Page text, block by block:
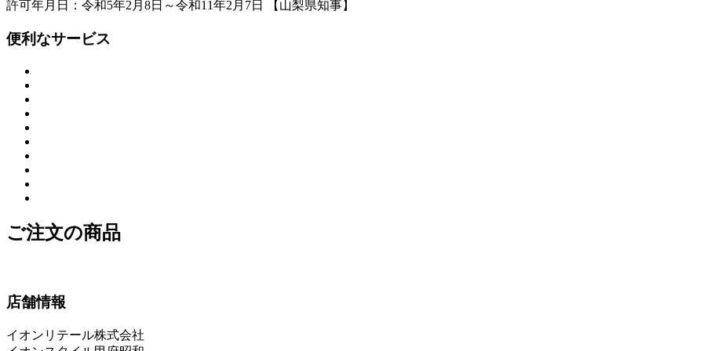
許可年月日：令和5年2月8日～令和11年2月7日 【山梨県知事】
便利なサービス
ご注文の商品
店舗情報
イオンリテール株式会社